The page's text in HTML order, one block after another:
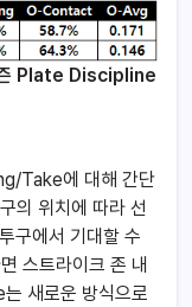
Plate Discipline
Take에 대해 간단
의 위치에 따라 선
구에서 기대할 수
스트라이크 존 내
새로운 방식으로